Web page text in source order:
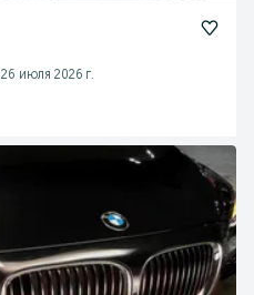
26 июля 2026 г.